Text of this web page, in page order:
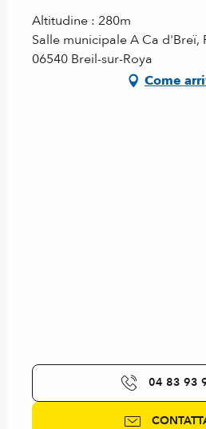
Altitudine : 280m
Salle municipale A Ca d'Breï,
06540 Breil-sur-Roya
Come
04 83 93